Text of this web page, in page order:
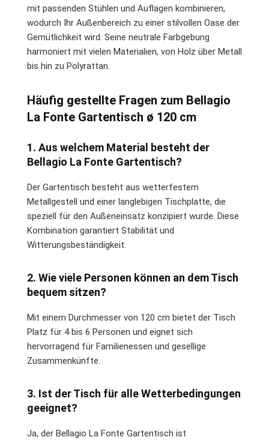
mit passenden Stühlen und Auflagen kombinieren,
wodurch Ihr Außenbereich zu einer stilvollen Oase der
Gemütlichkeit wird. Seine neutrale Farbgebung
harmoniert mit vielen Materialien, von Holz über Metall
bis hin zu Polyrattan.
Häufig gestellte Fragen zum Bellagio
La Fonte Gartentisch ø 120 cm
1. Aus welchem Material besteht der
Bellagio La Fonte Gartentisch?
Der Gartentisch besteht aus wetterfestem
Metallgestell und einer langlebigen Tischplatte, die
speziell für den Außeneinsatz konzipiert wurde. Diese
Kombination garantiert Stabilität und
Witterungsbeständigkeit.
2. Wie viele Personen können an dem Tisch
bequem sitzen?
Mit einem Durchmesser von 120 cm bietet der Tisch
Platz für 4 bis 6 Personen und eignet sich
hervorragend für Familienessen und gesellige
Zusammenkünfte.
3. Ist der Tisch für alle Wetterbedingungen
geeignet?
Ja, der Bellagio La Fonte Gartentisch ist